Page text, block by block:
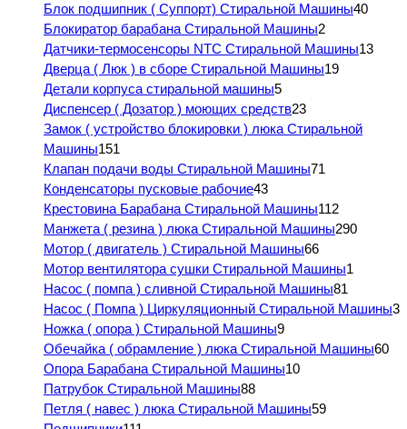
Блок подшипник ( Суппорт) Стиральной Машины40
Блокиратор барабана Стиральной Машины2
Датчики-термосенсоры NTC Стиральной Машины13
Дверца ( Люк ) в сборе Стиральной Машины19
Детали корпуса стиральной машины5
Диспенсер ( Дозатор ) моющих средств23
Замок ( устройство блокировки ) люка Стиральной
Машины151
Клапан подачи воды Стиральной Машины71
Конденсаторы пусковые рабочие43
Крестовина Барабана Стиральной Машины112
Манжета ( резина ) люка Стиральной Машины290
Мотор ( двигатель ) Стиральной Машины66
Мотор вентилятора сушки Стиральной Машины1
Насос ( помпа ) сливной Стиральной Машины81
Насос ( Помпа ) Циркуляционный Стиральной Машины3
Ножка ( опора ) Стиральной Машины9
Обечайка ( обрамление ) люка Стиральной Машины60
Опора Барабана Стиральной Машины10
Патрубок Стиральной Машины88
Петля ( навес ) люка Стиральной Машины59